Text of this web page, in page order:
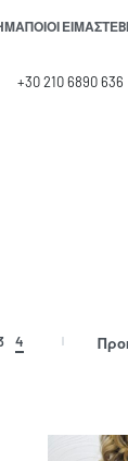
ΠΟΙΟΙ ΕΊΜΑΣΤΕ
+30 210 6890 636
4